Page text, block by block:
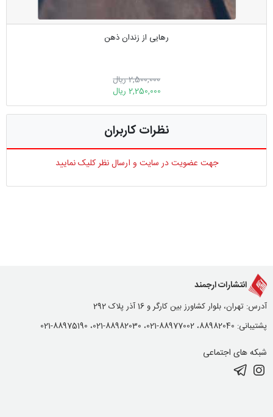
رهایی از زندان ذهن
2,500,000 ریال
2,250,000 ریال
نظرات کاربران
جهت عضویت در سایت و ارسال نظر کلیک نمایید
انتشارات ارجمند
آدرس: تهران، بلوار کشاورز بین کارگر و 16 آذر پلاک 292
پشتیبانی: 88982040، 88977002-021، 88982030-021، 88975190-021
شبکه های اجتماعی